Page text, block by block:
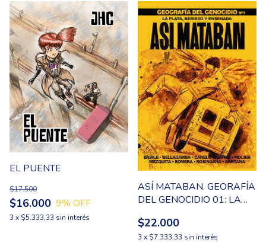
EL PUENTE
$16.000
$17.500
9% OFF
3 x $5.333,33 sin interés
ASÍ MATABAN. GEORAFÍA
DEL GENOCIDIO 01: LA
ENSENADA
$22.000
3 x $7.333,33 sin interés